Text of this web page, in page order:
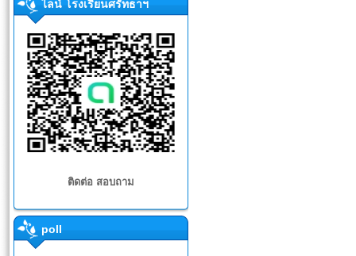
ไลน์ โรงเรียนศรัทธาฯ
ติดต่อ สอบถาม
poll